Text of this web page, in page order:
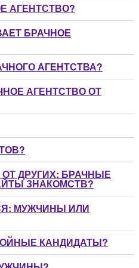
АГЕНТСТВО?
БРАЧНОЕ
АГЕНТСТВА?
АГЕНТСТВО ОТ
ДРУГИХ: БРАЧНЫЕ
ЗНАКОМСТВ?
МУЖЧИНЫ ИЛИ
КАНДИДАТЫ?